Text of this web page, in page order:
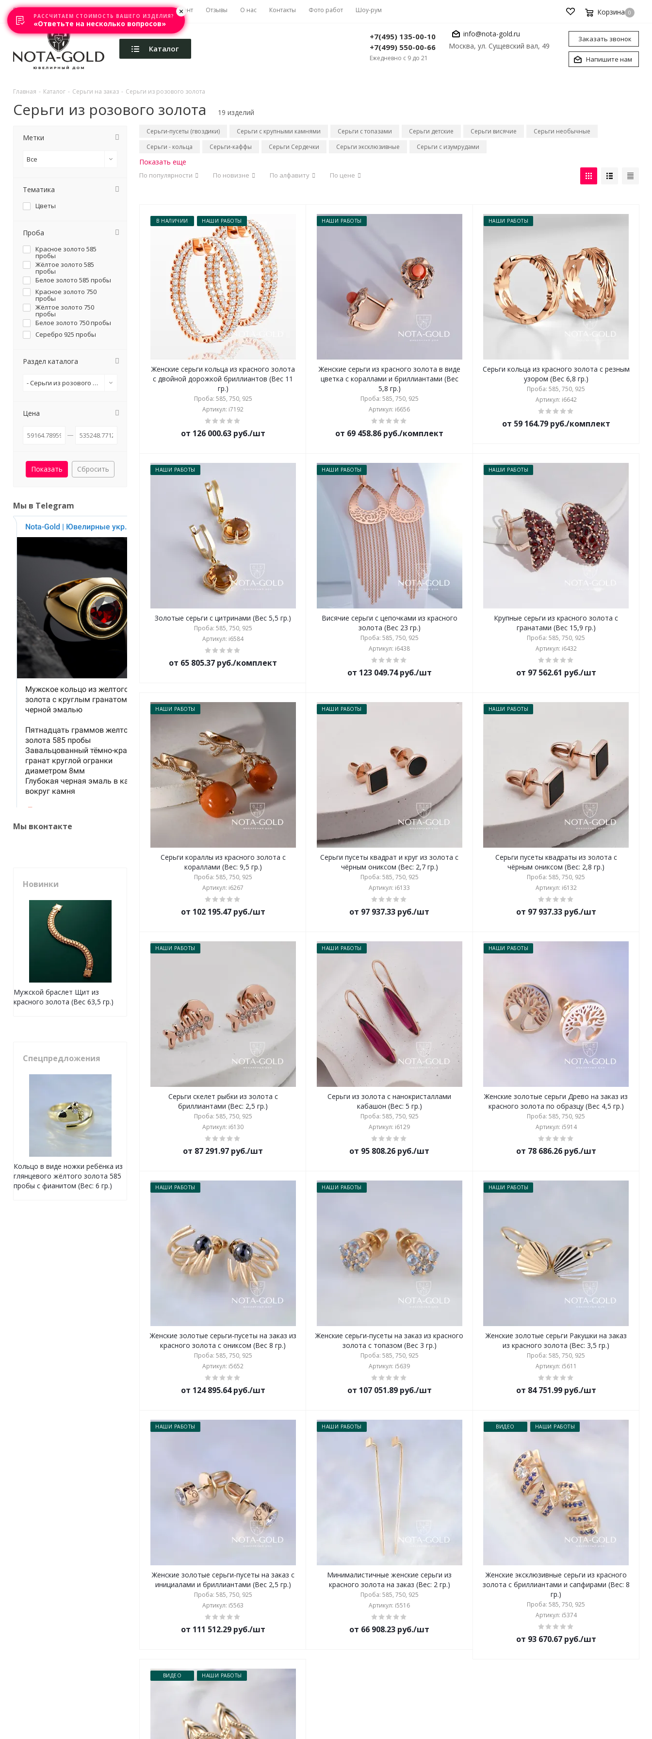
Главная Акции Каталоги Изготовление Ремонт Отзывы О нас Контакты Фото работ Шоу-рум Корзина 0
Каталог
+7(495) 135-00-10
+7(499) 550-00-66
Ежедневно с 9 до 21
info@nota-gold.ru
Москва, ул. Сущевский вал, 49
Заказать звонок
Напишите нам
Главная - Каталог - Серьги на заказ - Серьги из розового золота
Серьги из розового золота 19 изделий
Серьги-пусеты (гвоздики) Серьги с крупными камнями Серьги с топазами Серьги детские Серьги висячие
Серьги необычные
Серьги - кольца
Серьги-каффы Серьги Сердечки Серьги эксклюзивные Серьги с изумрудами
Показать еще
По популярности По новизне По алфавиту По цене
В НАЛИЧИИ НАШИ РАБОТЫ
Женские серьги кольца из красного золота
с двойной дорожкой бриллиантов (Вес 11
гр.)
Проба: 585, 750, 925
Артикул: i7192
от 126 000.63 руб./шт
НАШИ РАБОТЫ
Женские серьги из красного золота в виде
цветка с кораллами и бриллиантами (Вес
5,8 гр.)
Проба: 585, 750, 925
Артикул: i6656
от 69 458.86 руб./комплект
НАШИ РАБОТЫ
Серьги кольца из красного золота с резным
узором (Вес 6,8 гр.)
Проба: 585, 750, 925
Артикул: i6642
от 59 164.79 руб./комплект
НАШИ РАБОТЫ
Золотые серьги с цитринами (Вес 5,5 гр.)
Проба: 585, 750, 925
Артикул: i6584
от 65 805.37 руб./комплект
НАШИ РАБОТЫ
Висячие серьги с цепочками из красного
золота (Вес 23 гр.)
Проба: 585, 750, 925
Артикул: i6438
от 123 049.74 руб./шт
НАШИ РАБОТЫ
Крупные серьги из красного золота с
гранатами (Вес 15,9 гр.)
Проба: 585, 750, 925
Артикул: i6432
от 97 562.61 руб./шт
НАШИ РАБОТЫ
Серьги кораллы из красного золота с
кораллами (Вес: 9,5 гр.)
Проба: 585, 750, 925
Артикул: i6267
от 102 195.47 руб./шт
НАШИ РАБОТЫ
Серьги пусеты квадрат и круг из золота с
чёрным ониксом (Вес: 2,7 гр.)
Проба: 585, 750, 925
Артикул: i6133
от 97 937.33 руб./шт
НАШИ РАБОТЫ
Серьги пусеты квадраты из золота с
чёрным ониксом (Вес: 2,8 гр.)
Проба: 585, 750, 925
Артикул: i6132
от 97 937.33 руб./шт
НАШИ РАБОТЫ
Серьги скелет рыбки из золота с
бриллиантами (Вес: 2,5 гр.)
Проба: 585, 750, 925
Артикул: i6130
от 87 291.97 руб./шт
НАШИ РАБОТЫ
Серьги из золота с нанокристаллами
кабашон (Вес: 5 гр.)
Проба: 585, 750, 925
Артикул: i6129
от 95 808.26 руб./шт
НАШИ РАБОТЫ
Женские золотые серьги Древо на заказ из
красного золота по образцу (Вес 4,5 гр.)
Проба: 585, 750, 925
Артикул: i5914
от 78 686.26 руб./шт
НАШИ РАБОТЫ
Женские золотые серьги-пусеты на заказ из
красного золота с ониксом (Вес 8 гр.)
Проба: 585, 750, 925
Артикул: i5652
от 124 895.64 руб./шт
НАШИ РАБОТЫ
Женские серьги-пусеты на заказ из красного
золота с топазом (Вес 3 гр.)
Проба: 585, 750, 925
Артикул: i5639
от 107 051.89 руб./шт
НАШИ РАБОТЫ
Женские золотые серьги Ракушки на заказ
из красного золота (Вес: 3,5 гр.)
Проба: 585, 750, 925
Артикул: i5611
от 84 751.99 руб./шт
НАШИ РАБОТЫ
Женские золотые серьги-пусеты на заказ с
инициалами и бриллиантами (Вес 2,5 гр.)
Проба: 585, 750, 925
Артикул: i5563
от 111 512.29 руб./шт
НАШИ РАБОТЫ
Минималистичные женские серьги из
красного золота на заказ (Вес: 2 гр.)
Проба: 585, 750, 925
Артикул: i5516
от 66 908.23 руб./шт
ВИДЕО НАШИ РАБОТЫ
Женские эксклюзивные серьги из красного
золота с бриллиантами и сапфирами (Вес: 8
гр.)
Проба: 585, 750, 925
Артикул: i5374
от 93 670.67 руб./шт
ВИДЕО НАШИ РАБОТЫ
Метки
Все
Тематика
Цветы
Проба
Красное золото 585
пробы
Жёлтое золото 585
пробы
Белое золото 585 пробы
Красное золото 750
пробы
Жёлтое золото 750
пробы
Белое золото 750 пробы
Серебро 925 пробы
Раздел каталога
- Серьги из розового золота
Цена
Сбросить
Мы в Telegram
Мы вконтакте
Новинки
Мужской браслет Щит из
красного золота (Вес 63,5 гр.)
Спецпредложения
Кольцо в виде ножки ребёнка из
глянцевого жёлтого золота 585
пробы с фианитом (Вес: 6 гр.)
РАССЧИТАЕМ СТОИМОСТЬ ВАШЕГО ИЗДЕЛИЯ?
«Ответьте на несколько вопросов»